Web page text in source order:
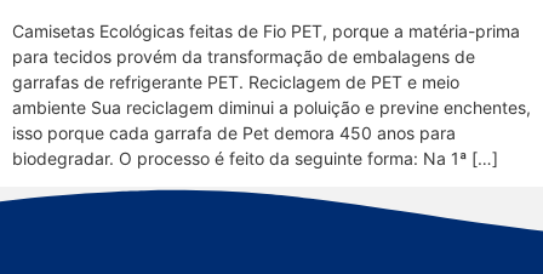
Camisetas Ecológicas feitas de Fio PET, porque a matéria-prima
para tecidos provém da transformação de embalagens de
garrafas de refrigerante PET. Reciclagem de PET e meio
ambiente Sua reciclagem diminui a poluição e previne enchentes,
isso porque cada garrafa de Pet demora 450 anos para
biodegradar. O processo é feito da seguinte forma: Na 1ª […]